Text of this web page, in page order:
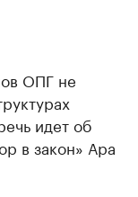
ОПГ не
идет об
в закон» Ара